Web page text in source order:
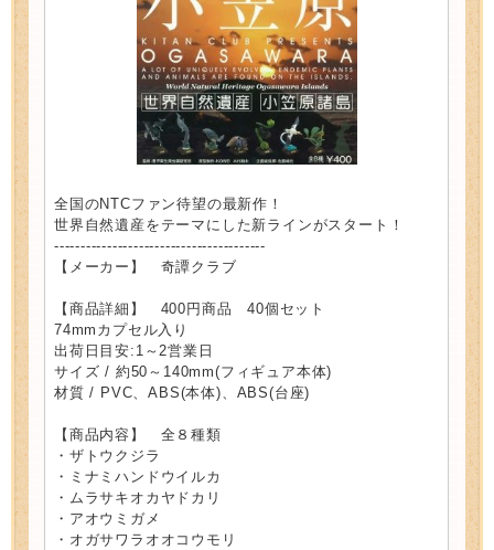
全国のNTCファン待望の最新作！
世界自然遺産をテーマにした新ラインがスタート！
----------------------------------------
【メーカー】 奇譚クラブ
【商品詳細】 400円商品 40個セット
74mmカプセル入り
出荷日目安:1～2営業日
サイズ / 約50～140mm(フィギュア本体)
材質 / PVC、ABS(本体)、ABS(台座)
【商品内容】 全８種類
・ザトウクジラ
・ミナミハンドウイルカ
・ムラサキオカヤドカリ
・アオウミガメ
・オガサワラオオコウモリ